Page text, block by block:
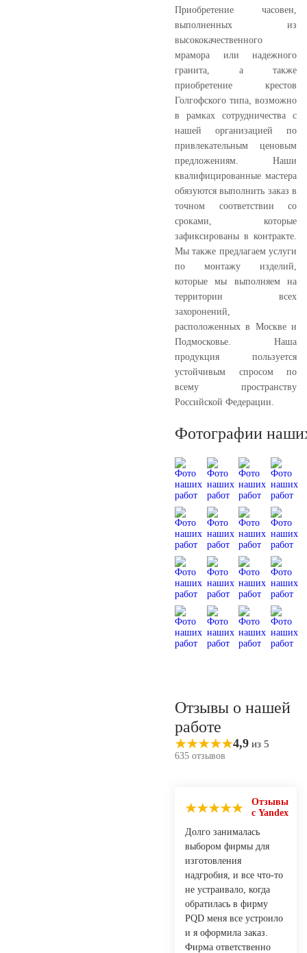
Приобретение часовен,
выполненных из
высококачественного
мрамора или надежного
гранита, а также
приобретение крестов
Голгофского типа, возможно
в рамках сотрудничества с
нашей организацией по
привлекательным ценовым
предложениям. Наши
квалифицированные мастера
обязуются выполнить заказ в
точном соответствии со
сроками, которые
зафиксированы в контракте.
Мы также предлагаем услуги
по монтажу изделий,
которые мы выполняем на
территории всех
захоронений,
расположенных в Москве и
Подмосковье. Наша
продукция пользуется
устойчивым спросом по
всему пространству
Российской Федерации.
Фотографии
Отзывы о нашей
работе
4,9 из 5
635 отзывов
Отзывы
с Yandex
Долго занималась
выбором фирмы для
изготовления
надгробия, и все что-то
не устраивало, когда
обратилась в фирму
PQD меня все устроило
и я оформила заказ.
Фирма ответственно